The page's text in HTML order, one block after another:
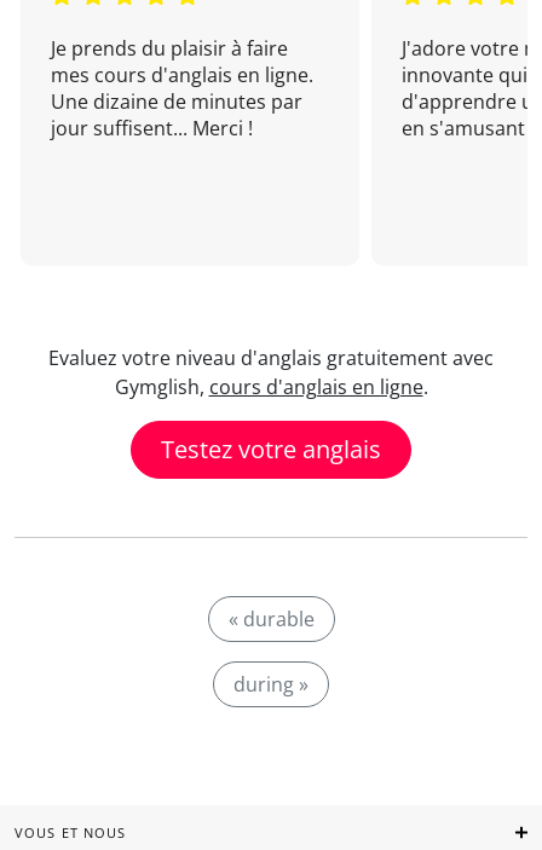
Je prends du plaisir à faire
mes cours d'anglais en ligne.
Une dizaine de minutes par
jour suffisent... Merci !
J'adore votre
innovante qui
d'apprendre
en s'amusant !
Evaluez votre niveau d'anglais gratuitement avec
Gymglish, cours d'anglais en ligne.
Testez votre anglais
« durable
during »
VOUS ET NOUS